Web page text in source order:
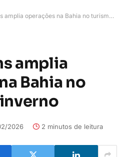
operações na Bahia no turismo de inverno
amplia
Bahia no
2026 2 minutos de leitura